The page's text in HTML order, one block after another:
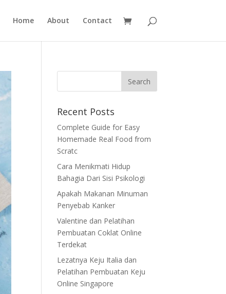
Home About Contact
Recent Posts
Complete Guide for Easy
Homemade Real Food from
Scratc
Cara Menikmati Hidup
Bahagia Dari Sisi Psikologi
Apakah Makanan Minuman
Penyebab Kanker
Valentine dan Pelatihan
Pembuatan Coklat Online
Terdekat
Lezatnya Keju Italia dan
Pelatihan Pembuatan Keju
Online Singapore